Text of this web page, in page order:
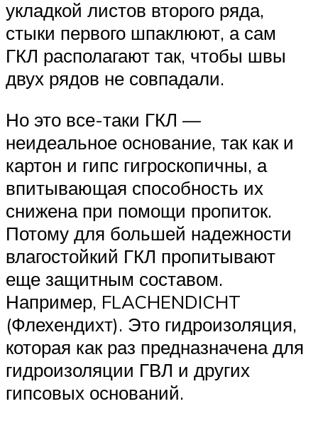
укладкой листов второго ряда,
стыки первого шпаклюют, а сам
ГКЛ располагают так, чтобы швы
двух рядов не совпадали.
Но это все-таки ГКЛ —
неидеальное основание, так как и
картон и гипс гигроскопичны, а
впитывающая способность их
снижена при помощи пропиток.
Потому для большей надежности
влагостойкий ГКЛ пропитывают
еще защитным составом.
Например, FLACHENDICHT
(Флехендихт). Это гидроизоляция,
которая как раз предназначена для
гидроизоляции ГВЛ и других
гипсовых оснований.